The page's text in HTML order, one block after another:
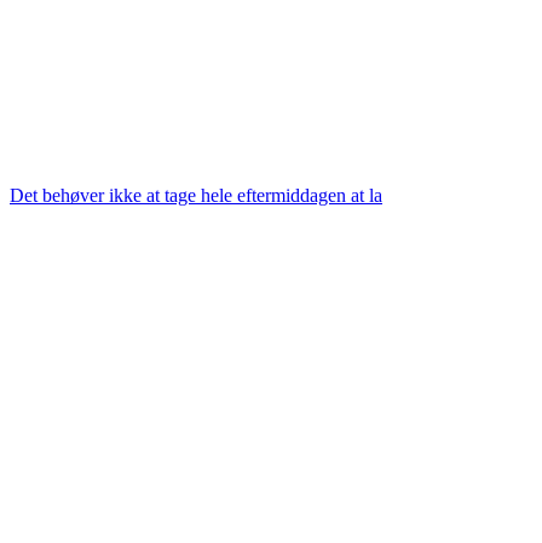
Det behøver ikke at tage hele eftermiddagen at la